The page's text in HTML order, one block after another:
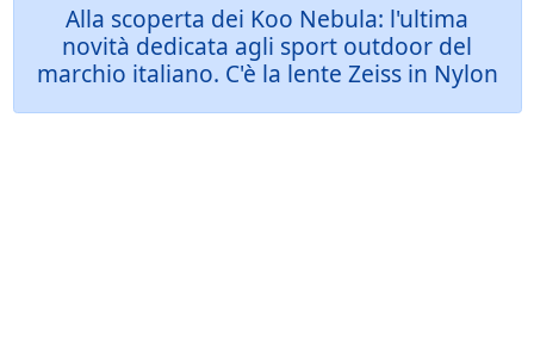
Alla scoperta dei Koo Nebula: l'ultima
novità dedicata agli sport outdoor del
marchio italiano. C'è la lente Zeiss in Nylon